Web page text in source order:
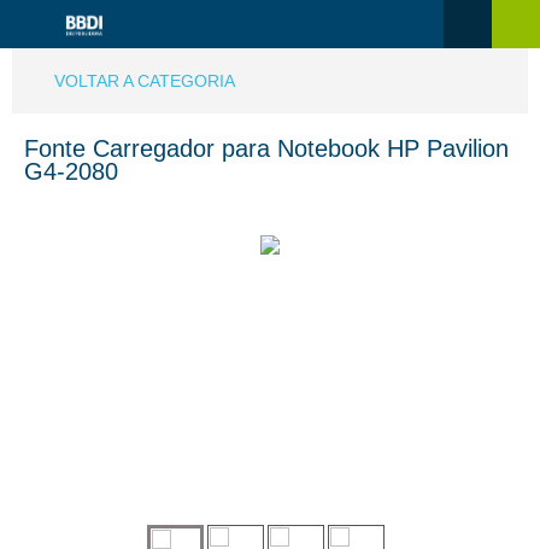
VOLTAR A CATEGORIA
Fonte Carregador para Notebook HP Pavilion
G4-2080